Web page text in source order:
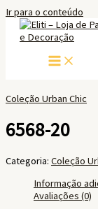
Ir para o conteúdo
Coleção Urban Chic
6568-20
Categoria: Coleção
Informação
Avaliações (0)